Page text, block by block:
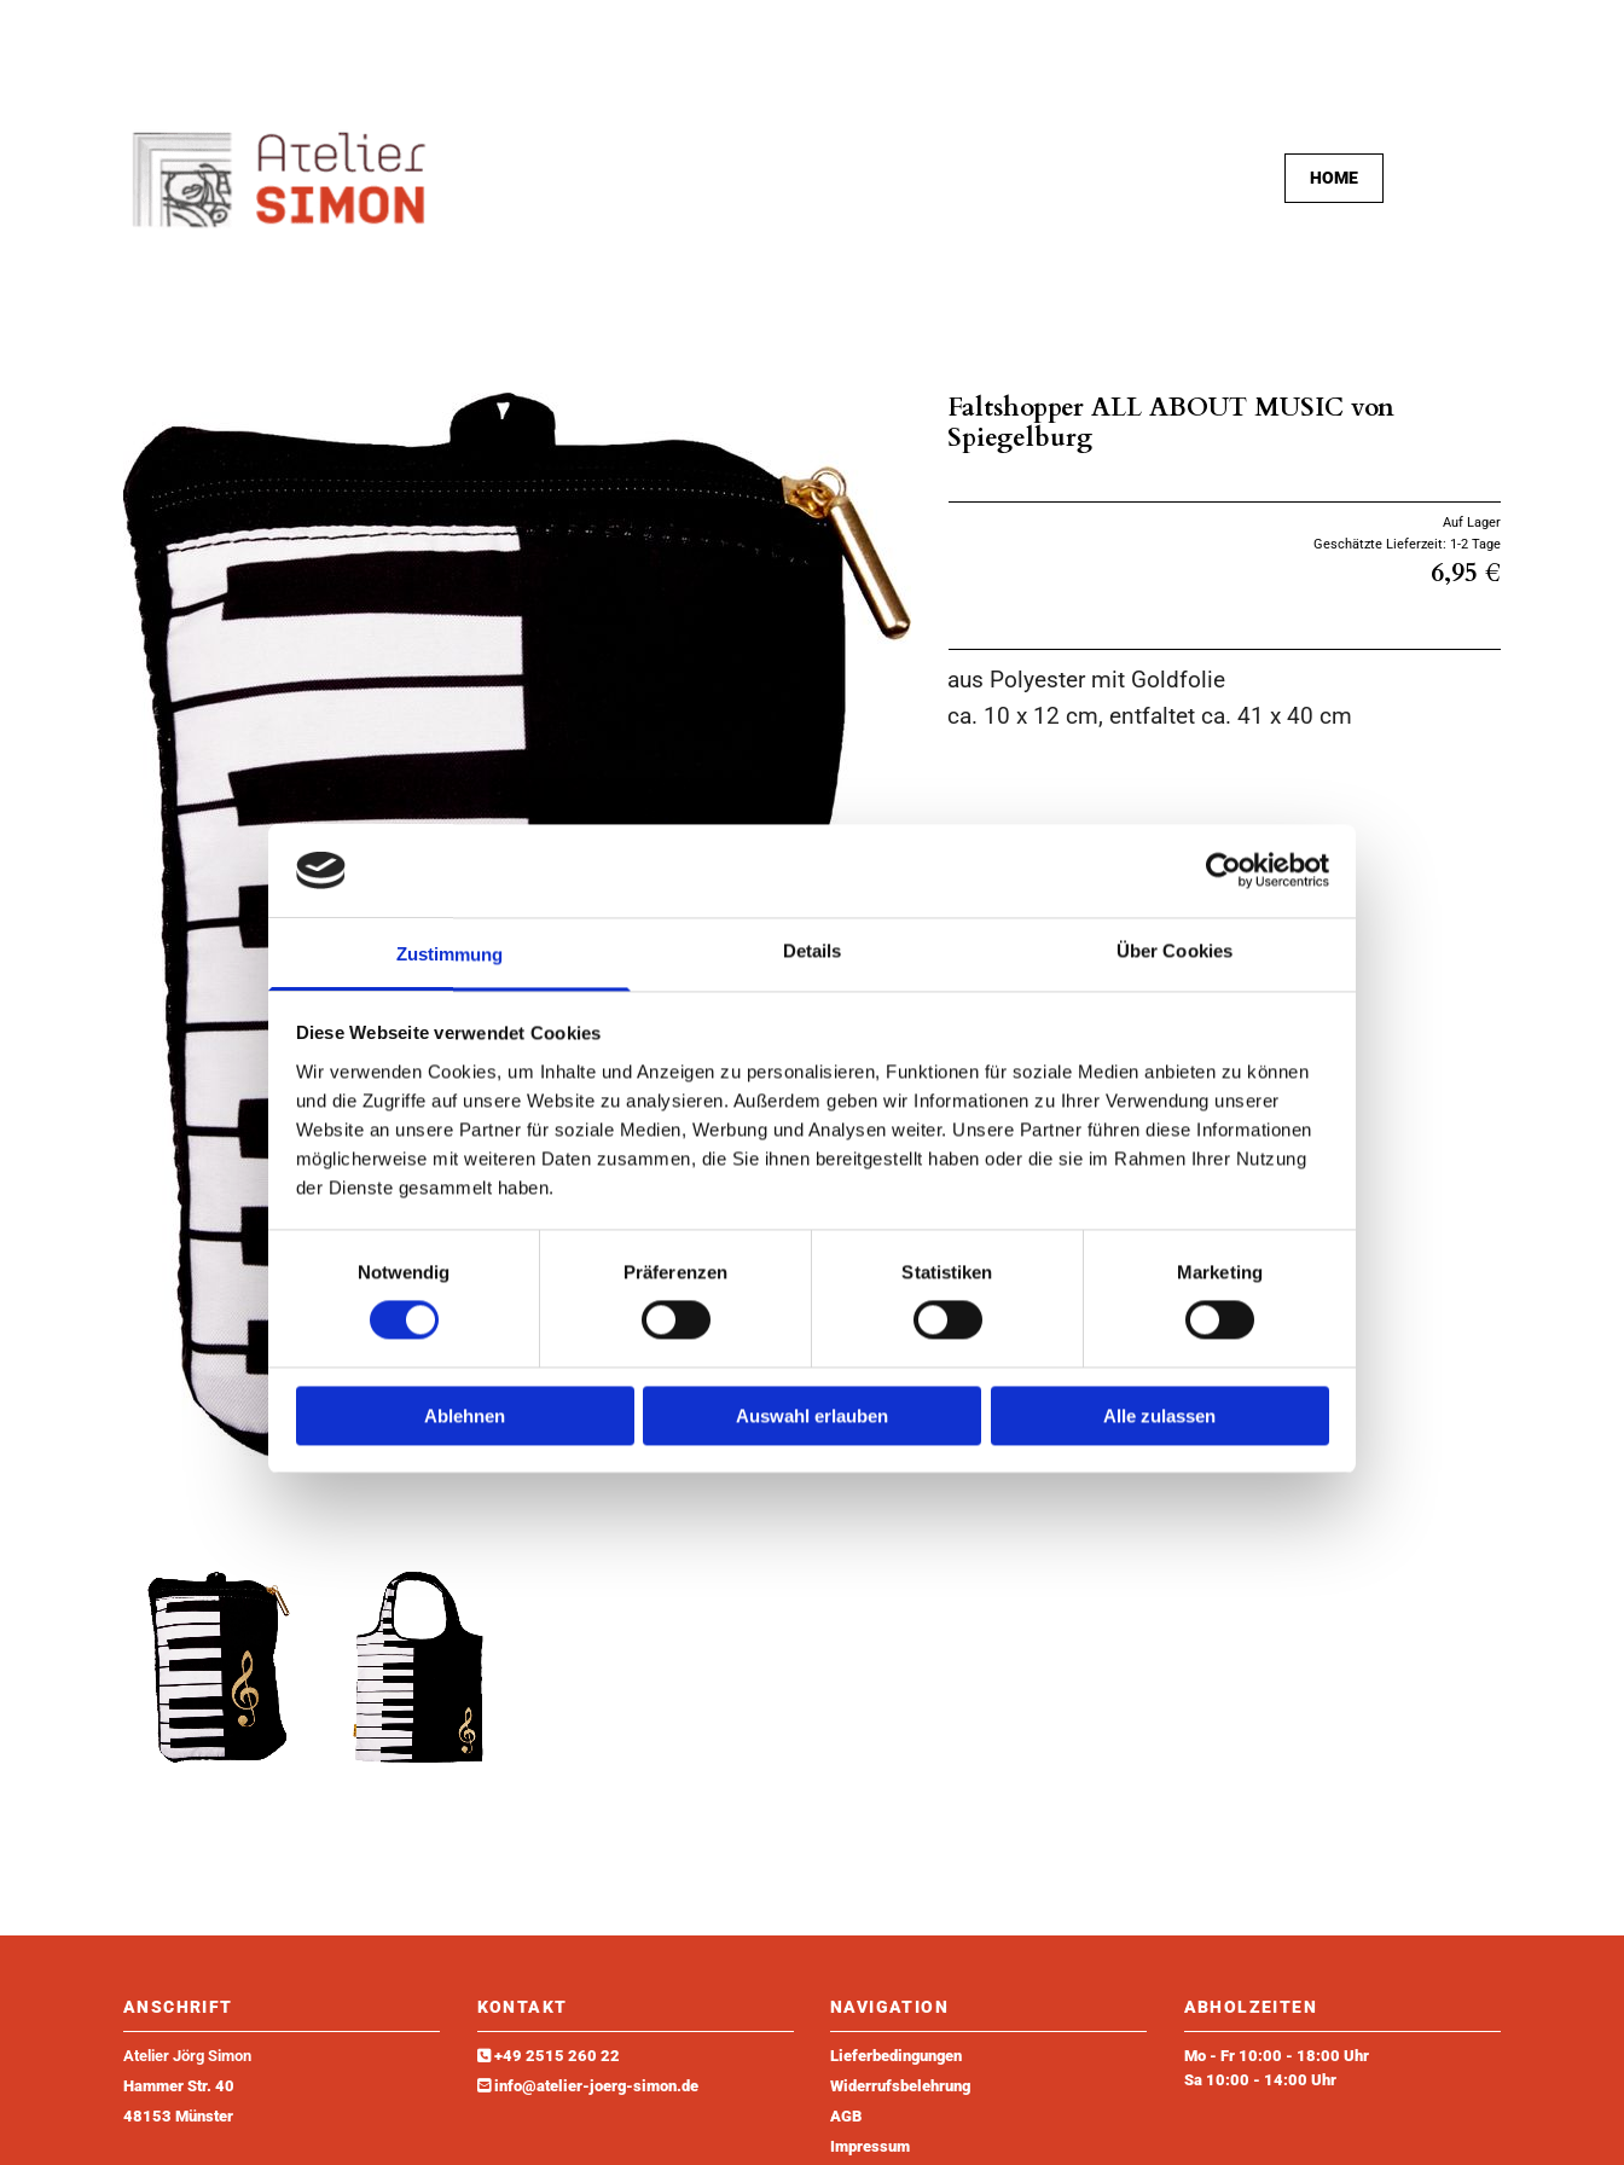
Zustimmung Details Über Cookies
Diese Webseite verwendet Cookies
Wir verwenden Cookies, um Inhalte und Anzeigen zu personalisieren, Funktionen für soziale Medien anbieten zu können
und die Zugriffe auf unsere Website zu analysieren. Außerdem geben wir Informationen zu Ihrer Verwendung unserer
Website an unsere Partner für soziale Medien, Werbung und Analysen weiter. Unsere Partner führen diese Informationen
möglicherweise mit weiteren Daten zusammen, die Sie ihnen bereitgestellt haben oder die sie im Rahmen Ihrer Nutzung
der Dienste gesammelt haben.
Notwendig
Präferenzen Statistiken Marketing
Ablehnen Auswahl erlauben Alle zulassen
HOME
Faltshopper ALL ABOUT MUSIC von
Spiegelburg
Auf Lager
Geschätzte Lieferzeit: 1-2 Tage
6,95 €
aus Polyester mit Goldfolie
ca. 10 x 12 cm, entfaltet ca. 41 x 40 cm
ANSCHRIFT
Atelier Jörg Simon
Hammer Str. 40
48153 Münster
KONTAKT
 +49 2515 260 22
 info@atelier-joerg-simon.de
NAVIGATION
Lieferbedingungen
Widerrufsbelehrung
AGB
Impressum
ABHOLZEITEN
Mo - Fr 10:00 - 18:00 Uhr
Sa 10:00 - 14:00 Uhr